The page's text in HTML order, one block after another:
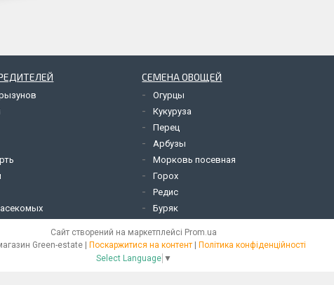
СЕМЕНА ОВОЩЕЙ
Огурцы
Кукуруза
Перец
Арбузы
Морковь посевная
Горох
Редис
Буряк
Сайт створений на маркетплейсі Prom.ua
Інтернет-магазин Green-estate | Поскаржитися на контент | Політика конфіденційності
Select Language ▼